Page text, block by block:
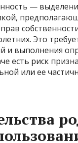
—
Это
и выполнения
есть риск
или ее